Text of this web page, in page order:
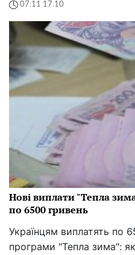
07:11 17.10
Нові виплати "Тепла
по 6500 гривень
Українцям виплатять по
програми "Тепла зима":